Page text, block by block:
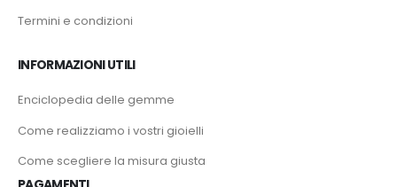
Termini e condizioni
INFORMAZIONI UTILI
Enciclopedia delle gemme
Come realizziamo i vostri gioielli
Come scegliere la misura giusta